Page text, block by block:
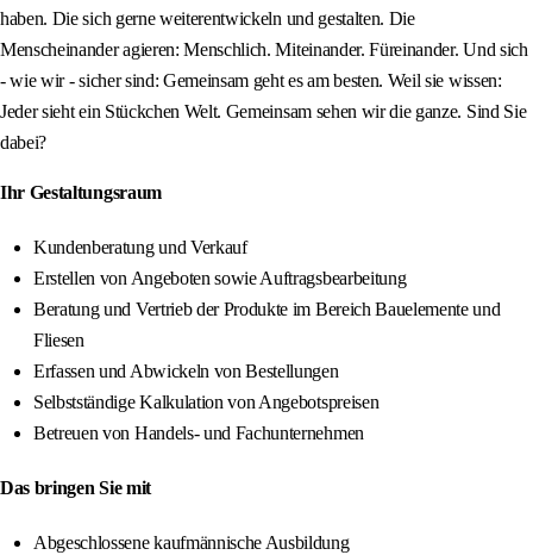
haben. Die sich gerne weiterentwickeln und gestalten. Die
Menscheinander agieren: Menschlich. Miteinander. Füreinander. Und sich
- wie wir - sicher sind: Gemeinsam geht es am besten. Weil sie wissen:
Jeder sieht ein Stückchen Welt. Gemeinsam sehen wir die ganze. Sind Sie
dabei?
Ihr Gestaltungsraum
Kundenberatung und Verkauf
Erstellen von Angeboten sowie Auftragsbearbeitung
Beratung und Vertrieb der Produkte im Bereich Bauelemente und
Fliesen
Erfassen und Abwickeln von Bestellungen
Selbstständige Kalkulation von Angebotspreisen
Betreuen von Handels- und Fachunternehmen
Das bringen Sie mit
Abgeschlossene kaufmännische Ausbildung